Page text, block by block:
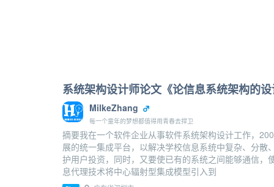
系统架构设计师论文《论信息系统架构的设
MilkeZhang
每一个童年的梦想都值得用青春去捍卫
摘要我在一个软件企业从事软件系统架构设计工作，
展的统一集成平台，以解决学校信息系统中复杂、分
护用户投资，同时，又要使已有的系统之间能够通信
息代理技术将中心辐射型集成模型引入到